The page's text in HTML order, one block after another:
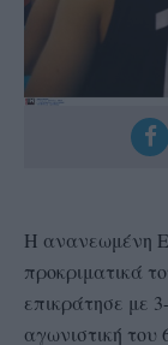
Η ανανεωμένη
προκριματικά
επικράτησε με
αγωνιστική του